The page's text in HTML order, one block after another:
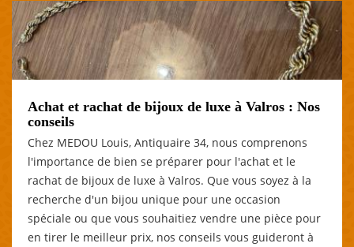
Achat et rachat de bijoux de luxe à Valros : Nos
conseils
Chez MEDOU Louis, Antiquaire 34, nous comprenons
l'importance de bien se préparer pour l'achat et le
rachat de bijoux de luxe à Valros. Que vous soyez à la
recherche d'un bijou unique pour une occasion
spéciale ou que vous souhaitiez vendre une pièce pour
en tirer le meilleur prix, nos conseils vous guideront à